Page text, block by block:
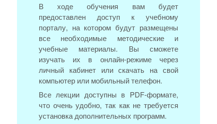
В ходе обучения вам будет
предоставлен доступ к учебному
порталу, на котором будут размещены
все необходимые методические и
учебные материалы. Вы сможете
изучать их в онлайн-режиме через
личный кабинет или скачать на свой
компьютер или мобильный телефон.
Все лекции доступны в PDF-формате,
что очень удобно, так как не требуется
установка дополнительных программ.